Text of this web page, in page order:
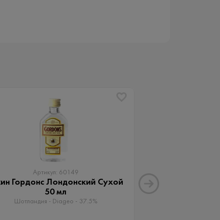
Артикул: 60149
Гордонс Лондонский Сухой
50 мл
Шотландия - Diageo - 37.5%